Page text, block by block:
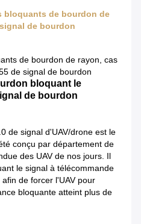
bloquants de bourdon de
de bourdon
de bourdon de rayon, cas
de signal de bourdon
bloquant le
de bourdon
de signal d'UAV/drone est le
conçu par département de
des UAV de nos jours. Il
le signal à télécommande
de forcer l'UAV pour
bloquante atteint plus de